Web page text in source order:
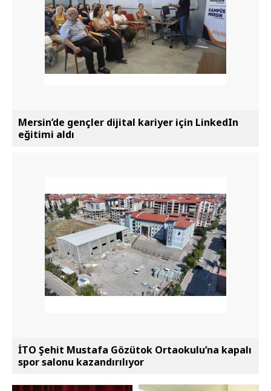
Mersin’de gençler dijital kariyer için LinkedIn
eğitimi aldı
İTO Şehit Mustafa Gözütok Ortaokulu’na kapalı
spor salonu kazandırılıyor